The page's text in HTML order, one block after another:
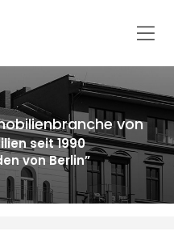
von
seit 1990
von Berlin”